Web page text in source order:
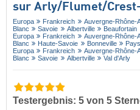
sur Arly/​Flumet/​
Europa Frankreich Auvergne-Rhône-
Blanc
Savoie Albertville
Beaufortain
Europa
Frankreich Auvergne-Rhône-
Blanc
Haute-Savoie Bonneville
Europa
Frankreich Auvergne-Rhône-
Blanc
Savoie Albertville Val d'Arly
Testergebnis: 5 von 5